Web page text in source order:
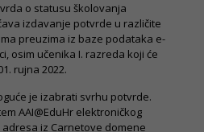
o statusu školovanja
izdavanje potvrde u različite
preuzima iz baze podataka e-
osim učenika I. razreda koji će
rujna 2022.
je izabrati svrhu potvrde.
AAI@EduHr elektroničkog
iz Carnetove domene